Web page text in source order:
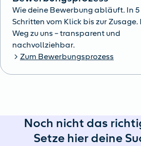
Wie deine Bewerbung abläuft. In 5
Schritten vom Klick bis zur Zusage.
Weg zu uns – transparent und
nachvollziehbar.
Zum Bewerbungsprozess
Noch nicht das
Setze hier deine